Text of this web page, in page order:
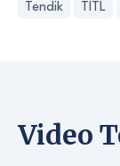
Tendik TITL
Video